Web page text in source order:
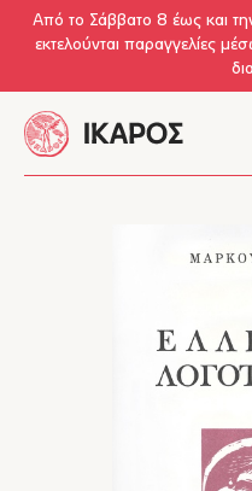
Skip to main content
Από το Σάββατο 8 έως και
εκτελούνται παραγγελίες